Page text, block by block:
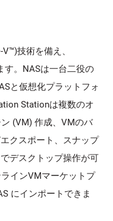
技術を備え、
。NASは一台二役の
と仮想化プラットフォ
Stationは複数のオ
(VM) 作成、VMのバ
クスポート、スナップ
デスクトップ操作が可
インVMマーケットプ
にインポートできま